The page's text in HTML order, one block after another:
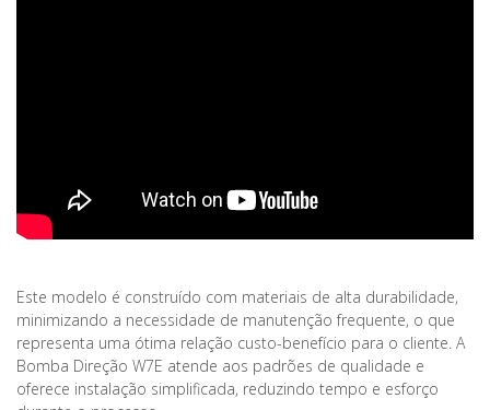
Este modelo é construído com materiais de alta durabilidade,
minimizando a necessidade de manutenção frequente, o que
representa uma ótima relação custo-benefício para o cliente. A
Bomba Direção W7E atende aos padrões de qualidade e
oferece instalação simplificada, reduzindo tempo e esforço